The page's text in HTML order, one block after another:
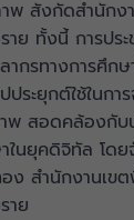
สังกัดสำนักง
าย ทั้งนี้ การปร
ากรทางการศึก
ประยุกต์ใช้ในกา
พ สอดคล้องกั
ในยุคดิจิทัล โด
ง สำนักงานเข
าย